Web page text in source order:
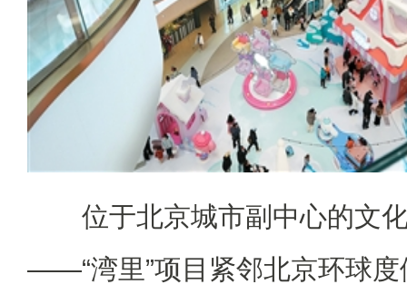
位于北京城市副中心的文化
——“湾里”项目紧邻北京环球度